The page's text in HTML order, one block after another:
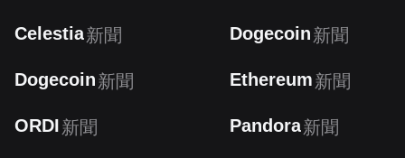
Celestia新聞 Dogecoin新聞
Dogecoin新聞 Ethereum新聞
ORDI新聞 Pandora新聞